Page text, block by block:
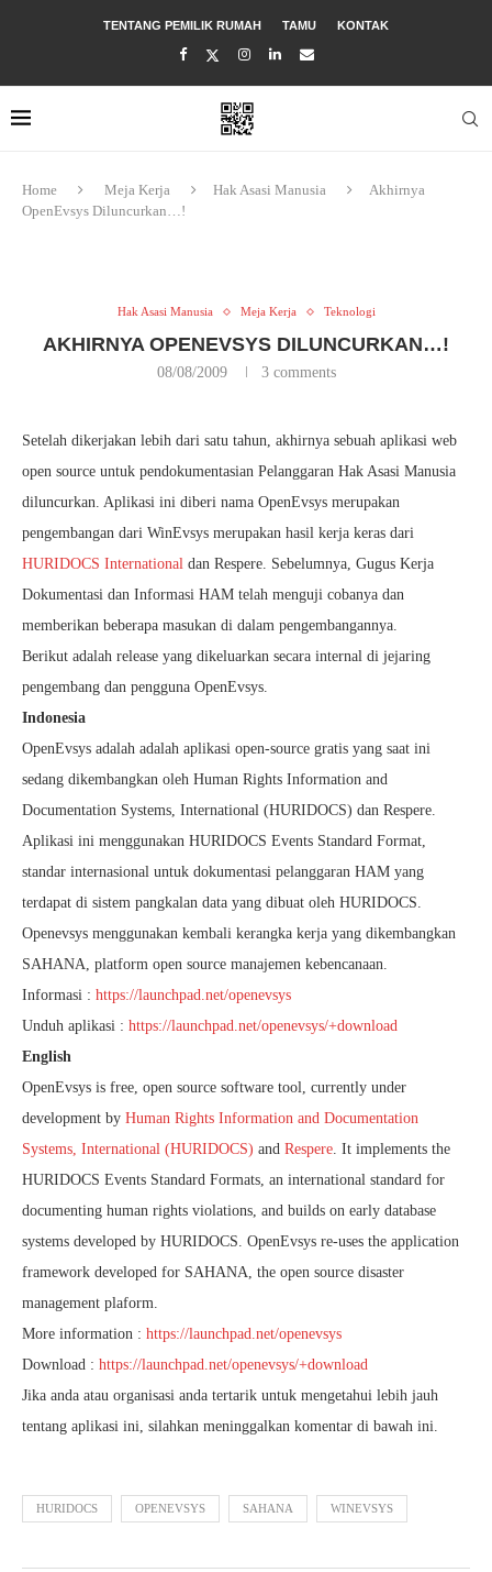
TENTANG PEMILIK RUMAH TAMU KONTAK
Home Meja Kerja Hak Asasi Manusia
Akhirnya
OpenEvsys Diluncurkan…!
Hak Asasi Manusia Meja Kerja Teknologi
AKHIRNYA OPENEVSYS DILUNCURKAN…!
08/08/2009 3 comments
Setelah dikerjakan lebih dari satu tahun, akhirnya sebuah aplikasi web
open source untuk pendokumentasian Pelanggaran Hak Asasi Manusia
diluncurkan. Aplikasi ini diberi nama OpenEvsys merupakan
pengembangan dari WinEvsys merupakan hasil kerja keras dari
HURIDOCS International dan Respere. Sebelumnya, Gugus Kerja
Dokumentasi dan Informasi HAM telah menguji cobanya dan
memberikan beberapa masukan di dalam pengembangannya.
Berikut adalah release yang dikeluarkan secara internal di jejaring
pengembang dan pengguna OpenEvsys.
Indonesia
OpenEvsys adalah adalah aplikasi open-source gratis yang saat ini
sedang dikembangkan oleh Human Rights Information and
Documentation Systems, International (HURIDOCS) dan Respere.
Aplikasi ini menggunakan HURIDOCS Events Standard Format,
standar internasional untuk dokumentasi pelanggaran HAM yang
terdapat di sistem pangkalan data yang dibuat oleh HURIDOCS.
Openevsys menggunakan kembali kerangka kerja yang dikembangkan
SAHANA, platform open source manajemen kebencanaan.
Informasi : https://launchpad.net/openevsys
Unduh aplikasi : https://launchpad.net/openevsys/+download
English
OpenEvsys is free, open source software tool, currently under
development by Human Rights Information and Documentation
Systems, International (HURIDOCS) and Respere. It implements the
HURIDOCS Events Standard Formats, an international standard for
documenting human rights violations, and builds on early database
systems developed by HURIDOCS. OpenEvsys re-uses the application
framework developed for SAHANA, the open source disaster
management plaform.
More information : https://launchpad.net/openevsys
Download : https://launchpad.net/openevsys/+download
Jika anda atau organisasi anda tertarik untuk mengetahui lebih jauh
tentang aplikasi ini, silahkan meninggalkan komentar di bawah ini.
HURIDOCS OPENEVSYS SAHANA WINEVSYS